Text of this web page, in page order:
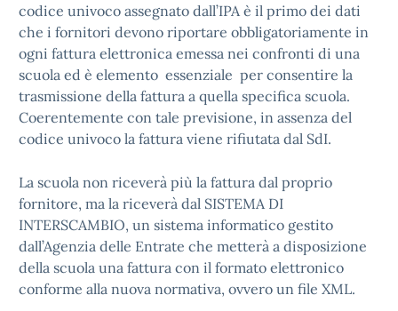
codice univoco assegnato dall’IPA è il primo dei dati
che i fornitori devono riportare obbligatoriamente in
ogni fattura elettronica emessa nei confronti di una
scuola ed è elemento essenziale per consentire la
trasmissione della fattura a quella specifica scuola.
Coerentemente con tale previsione, in assenza del
codice univoco la fattura viene rifiutata dal SdI.
La scuola non riceverà più la fattura dal proprio
fornitore, ma la riceverà dal SISTEMA DI
INTERSCAMBIO, un sistema informatico gestito
dall’Agenzia delle Entrate che metterà a disposizione
della scuola una fattura con il formato elettronico
conforme alla nuova normativa, ovvero un file XML.